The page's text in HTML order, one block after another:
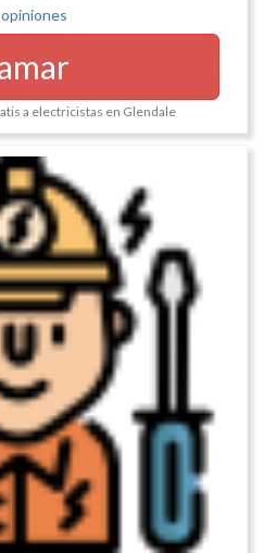
a electricistas en Glendale